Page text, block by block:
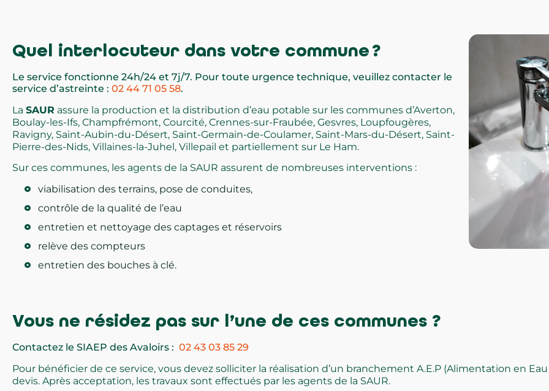
Quel interlocuteur dans votre commune ?
Le service fonctionne 24h/24 et 7j/7. Pour toute urgence technique, veuillez contacter le
service d’astreinte : 02 44 71 05 58.
La SAUR assure la production et la distribution d’eau potable sur les communes d’Averton,
Boulay-les-Ifs, Champfrémont, Courcité, Crennes-sur-Fraubée, Gesvres, Loupfougères,
Ravigny, Saint-Aubin-du-Désert, Saint-Germain-de-Coulamer, Saint-Mars-du-Désert, Saint-
Pierre-des-Nids, Villaines-la-Juhel, Villepail et partiellement sur Le Ham.
Sur ces communes, les agents de la SAUR assurent de nombreuses interventions :
viabilisation des terrains, pose de conduites,
contrôle de la qualité de l’eau
entretien et nettoyage des captages et réservoirs
relève des compteurs
entretien des bouches à clé.
Vous ne résidez pas sur l’une de ces communes ?
Contactez le SIAEP des Avaloirs : 02 43 03 85 29
Pour bénéficier de ce service, vous devez solliciter la réalisation d’un branchement A.E.P (Alimentation en
devis. Après acceptation, les travaux sont effectués par les agents de la SAUR.